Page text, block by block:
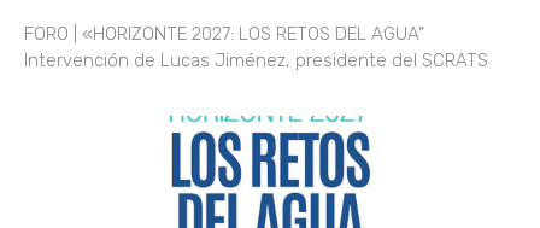
FORO | «HORIZONTE 2027: LOS RETOS DEL AGUA”
Intervención de Lucas Jiménez, presidente del SCRATS